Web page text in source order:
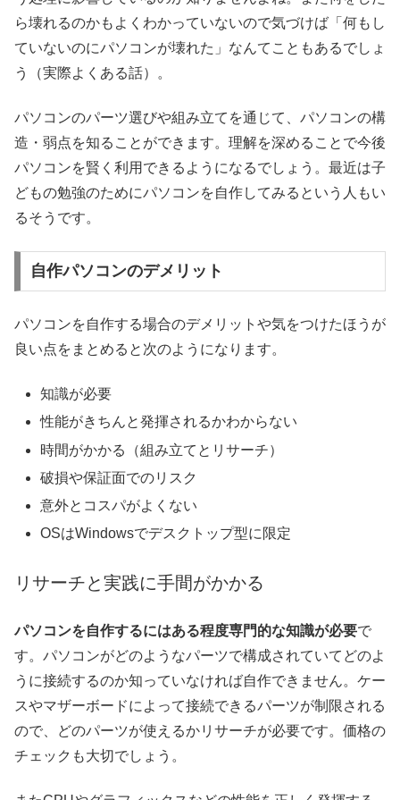
ら壊れるのかもよくわかっていないので気づけば「何もし
ていないのにパソコンが壊れた」なんてこともあるでしょ
う（実際よくある話）。
パソコンのパーツ選びや組み立てを通じて、パソコンの構
造・弱点を知ることができます。理解を深めることで今後
パソコンを賢く利用できるようになるでしょう。最近は子
どもの勉強のためにパソコンを自作してみるという人もい
るそうです。
自作パソコンのデメリット
パソコンを自作する場合のデメリットや気をつけたほうが
良い点をまとめると次のようになります。
知識が必要
性能がきちんと発揮されるかわからない
時間がかかる（組み立てとリサーチ）
破損や保証面でのリスク
意外とコスパがよくない
OSはWindowsでデスクトップ型に限定
リサーチと実践に手間がかかる
パソコンを自作するにはある程度専門的な知識が必要で
す。パソコンがどのようなパーツで構成されていてどのよ
うに接続するのか知っていなければ自作できません。ケー
スやマザーボードによって接続できるパーツが制限される
ので、どのパーツが使えるかリサーチが必要です。価格の
チェックも大切でしょう。